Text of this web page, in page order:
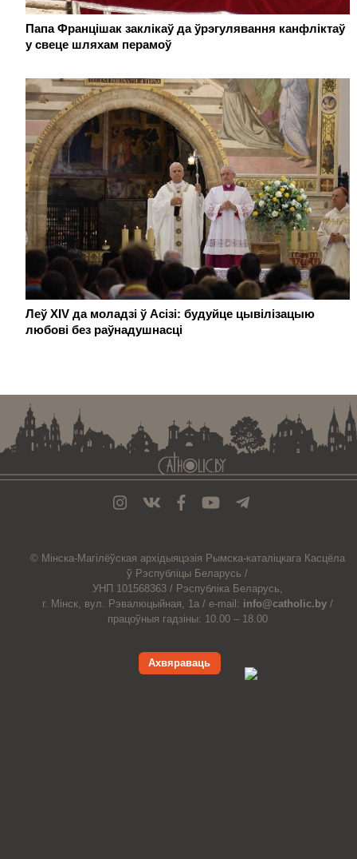
Папа Францішак заклікаў да ўрэгулявання канфліктаў
у свеце шляхам перамоў
Леў XIV да моладзі ў Асізі: будуйце цывілізацыю
любові без раўнадушнасці
© Мiнска-Магiлёўская архiдыяцэзiя Рымска-каталіцкага Касцёла
ў Рэспубліцы Беларусь /
УНП 101568363 / Рэспубліка Беларусь,
г. Мінск, вул. Рэвалюцыйная, 1а / e-mail: info@catholic.by /
працоўныя гадзіны: 10.00 – 18.00
Ахвяраваць